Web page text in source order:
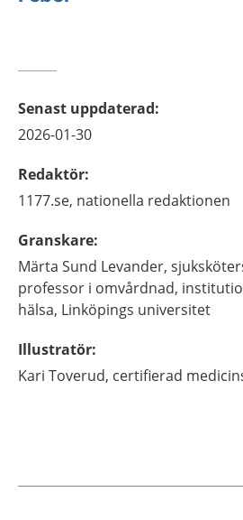
Senast uppdaterad:
2026-01-30
Redaktör:
1177.se, nationella redaktionen
Granskare:
Märta Sund Levander,
professor i omvårdnad,
hälsa, Linköpings universitet
Illustratör:
Kari Toverud, certifierad